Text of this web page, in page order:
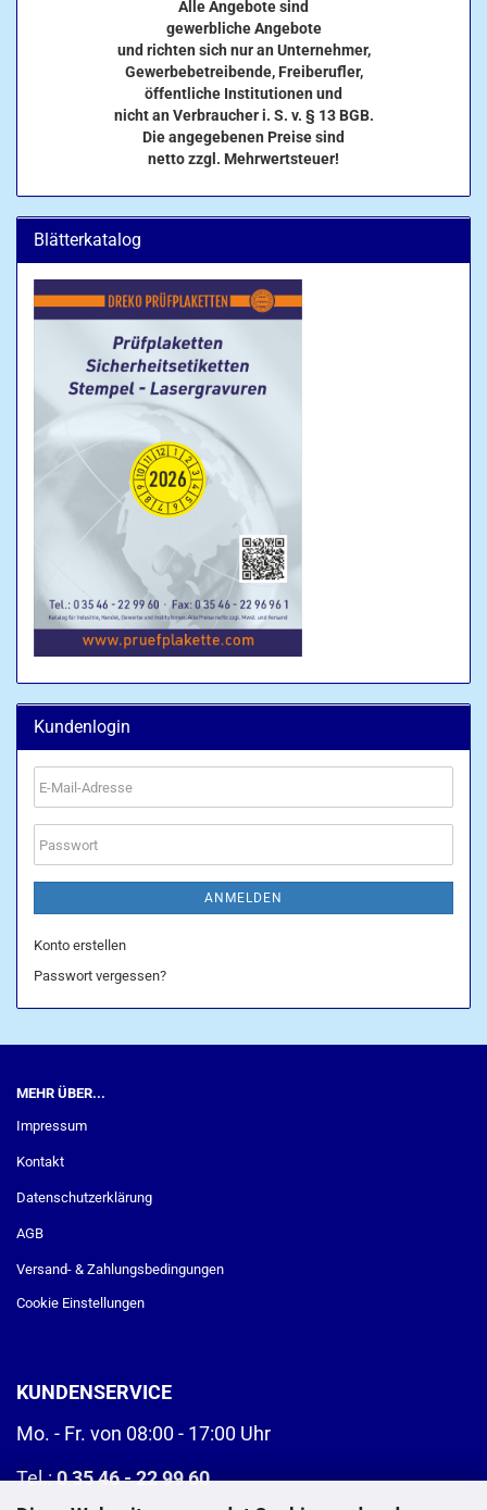
Alle Angebote sind
gewerbliche Angebote
und richten sich nur an Unternehmer,
Gewerbebetreibende, Freiberufler,
öffentliche Institutionen und
nicht an Verbraucher i. S. v. § 13 BGB.
Die angegebenen Preise sind
netto zzgl. Mehrwertsteuer!
Blätterkatalog
Kundenlogin
E-
Mail-
Adresse
Passwort
ANMELDEN
Konto erstellen
Passwort vergessen?
MEHR ÜBER...
Impressum
Kontakt
Datenschutzerklärung
AGB
Versand- & Zahlungsbedingungen
Cookie Einstellungen
KUNDENSERVICE
Mo. - Fr. von 08:00 - 17:00 Uhr
Tel.:0 35 46 - 22 99 60